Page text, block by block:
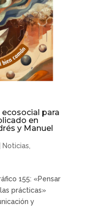
para
en
y Manuel
Noticias
155: «Pensar
prácticas»
y